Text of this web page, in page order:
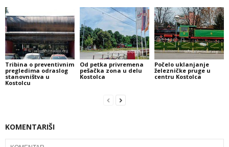
Tribina o preventivnim
pregledima odraslog
stanovništva u
Kostolcu
Od petka privremena
pešačka zona u delu
Kostolca
Počelo uklanjanje
železničke pruge u
centru Kostolca
KOMENTARIŠI